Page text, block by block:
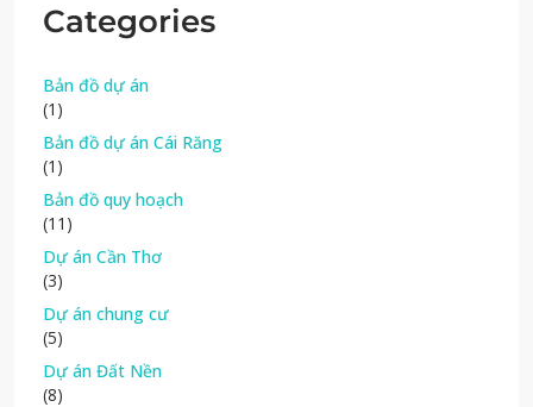
Categories
Bản đồ dự án
(1)
Bản đồ dự án Cái Răng
(1)
Bản đồ quy hoạch
(11)
Dự án Cần Thơ
(3)
Dự án chung cư
(5)
Dự án Đất Nền
(8)